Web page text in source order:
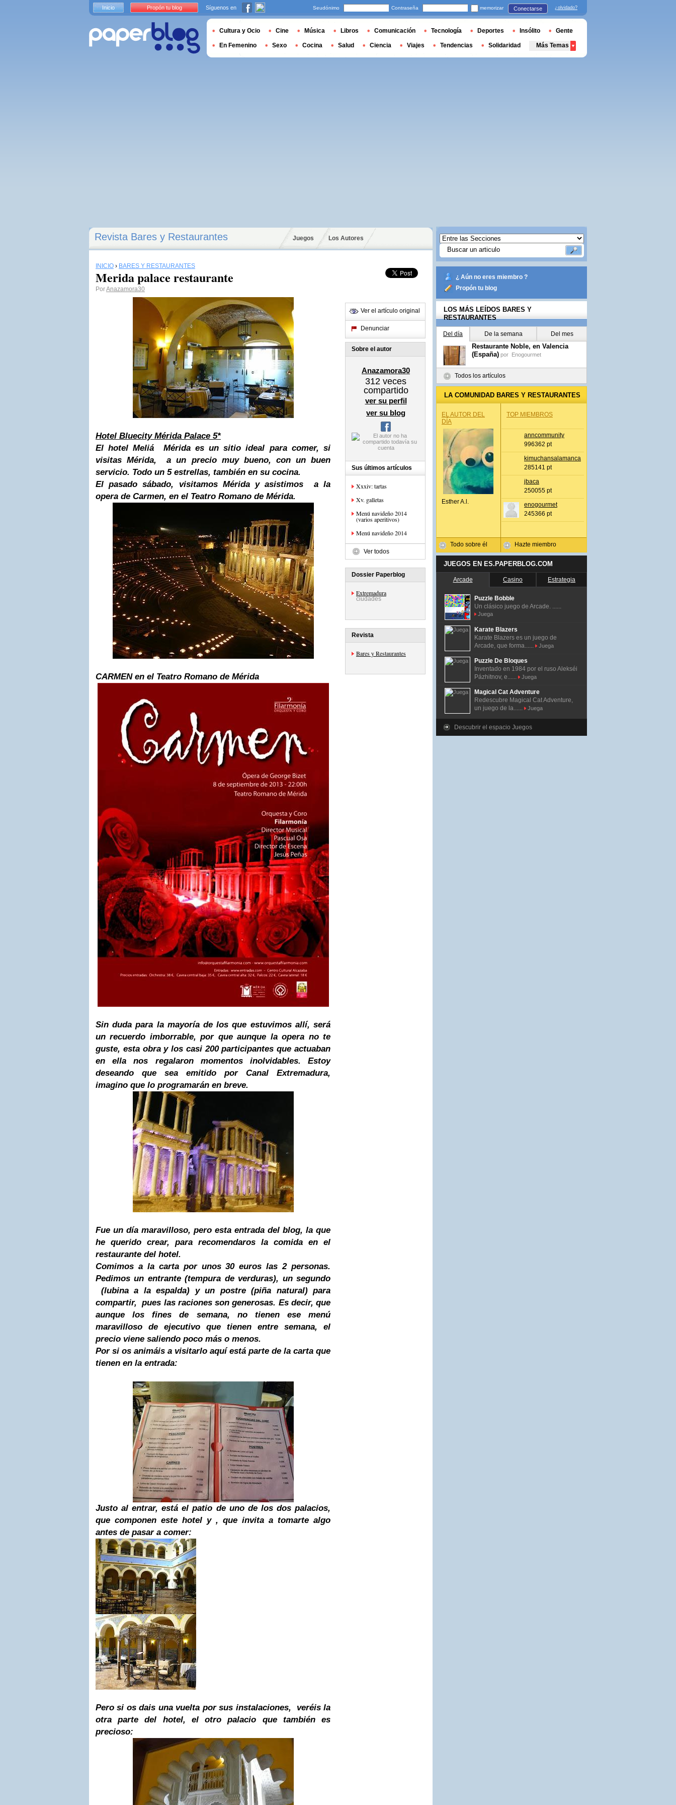
Revista Bares y Restaurantes Juegos Los Autores
INICIO › BARES Y RESTAURANTES
Merida palace restaurante
PorAnazamora30
Hotel Bluecity Mérida Palace 5*
El hotel Meliá Mérida es un sitio ideal para comer, si
visitas Mérida, a un precio muy bueno, con un buen
servicio. Todo un 5 estrellas, también en su cocina.
El pasado sábado, visitamos Mérida y asistimos a la
opera de Carmen, en el Teatro Romano de Mérida.
CARMEN en el Teatro Romano de Mérida
Sin duda para la mayoría de los que estuvimos allí, será
un recuerdo imborrable, por que aunque la opera no te
guste, esta obra y los casi 200 participantes que actuaban
en ella nos regalaron momentos inolvidables. Estoy
deseando que sea emitido por Canal Extremadura,
imagino que lo programarán en breve.
Fue un día maravilloso, pero esta entrada del blog, la que
he querido crear, para recomendaros la comida en el
restaurante del hotel.
Comimos a la carta por unos 30 euros las 2 personas.
Pedimos un entrante (tempura de verduras), un segundo
(lubina a la espalda) y un postre (piña natural) para
compartir, pues las raciones son generosas. Es decir, que
aunque los fines de semana, no tienen ese menú
maravilloso de ejecutivo que tienen entre semana, el
precio viene saliendo poco más o menos.
Por si os animáis a visitarlo aquí está parte de la carta que
tienen en la entrada:
Justo al entrar, está el patio de uno de los dos palacios,
que componen este hotel y , que invita a tomarte algo
antes de pasar a comer:
Pero si os dais una vuelta por sus instalaciones, veréis la
otra parte del hotel, el otro palacio que también es
precioso:
Ver el artículo original
Denunciar
Sobre el autor
Anazamora30
312 veces
compartido
ver su perfil
ver su blog
Sus últimos artículos
Xxxiv: tartas
Xv. galletas
Menú navideño 2014
(varios aperitivos)
Menú navideño 2014
Ver todos
Dossier Paperblog
Extremadura
ciudades
Revista
Bares y Restaurantes
¿ Aún no eres miembro ?
Propón tu blog
LOS MÁS LEÍDOS BARES Y
RESTAURANTES
Del día De la semana Del mes
Restaurante Noble, en Valencia
(España) por Enogourmet
Todos los artículos
LA COMUNIDAD BARES Y RESTAURANTES
EL AUTOR DEL
DÍA
Esther A.l.
Todo sobre él
TOP MIEMBROS
anncommunity
996362 pt
kimuchansalamanca
285141 pt
jbaca
250055 pt
enogourmet
245366 pt
Hazte miembro
JUEGOS EN ES.PAPERBLOG.COM
Arcade Casino Estrategia
Puzzle Bobble
Un clásico juego de Arcade. ......
Juega
Karate Blazers
Karate Blazers es un juego de
Arcade, que forma......
Juega
Puzzle De Bloques
Inventado en 1984 por el ruso Alekséi
Pázhitnov, e......
Juega
Magical Cat Adventure
Redescubre Magical Cat Adventure,
un juego de la......
Juega
Descubrir el espacio Juegos
Inicio Propón tu blog Síguenos en Seudónimo Contraseña memorizar Conectarse ¿olvidado?
Cultura y Ocio Cine Música Libros Comunicación Tecnología Deportes Insólito Gente
En Femenino Sexo Cocina Salud Ciencia Viajes Tendencias Solidaridad Más Temas